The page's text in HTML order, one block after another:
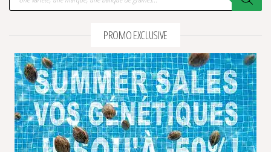
PROMO EXCLUSIVE